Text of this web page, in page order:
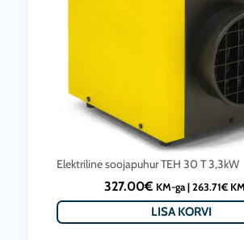
Elektriline soojapuhur TEH 30 T 3,3kW
327.00€ KM-ga | 263.71€
LISA KORVI